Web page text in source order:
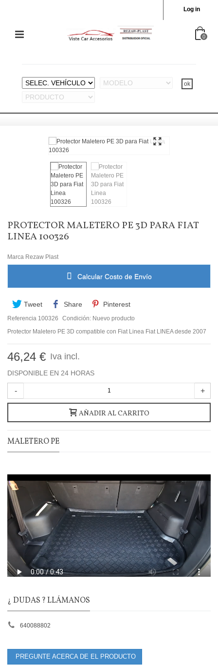
Log in
0
PROTECTOR MALETERO PE 3D PARA FIAT
LINEA 100326
Marca Rezaw Plast
Calcular Costo de Envío
Tweet Share Pinterest
Referencia 100326 Condición: Nuevo producto
Protector Maletero PE 3D compatible con Fiat Linea Fiat LINEA desde 2007
46,24 € Iva incl.
DISPONIBLE EN 24 HORAS
- +
AÑADIR AL CARRITO
MALETERO PE
¿ DUDAS ? LLÁMANOS
640088802
PREGUNTE ACERCA DE EL PRODUCTO